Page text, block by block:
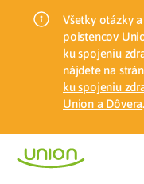
Všetky otázky
poistencov
ku spojeniu
nájdete na
ku spojeniu
Union a Dôvera.